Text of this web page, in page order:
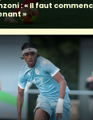
: « Il faut
»